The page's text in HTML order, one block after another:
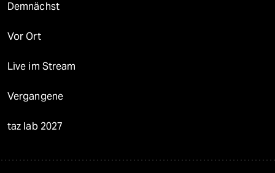
Demnächst
Vor Ort
Live im Stream
Vergangene
taz lab 2027